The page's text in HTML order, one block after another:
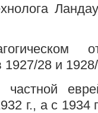
1927/28 и
г., а с 1934